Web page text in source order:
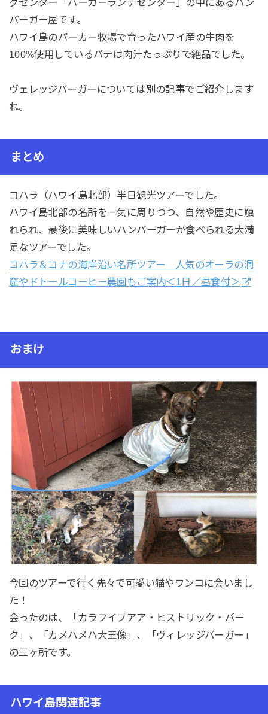
グセンター「パーカーランチセンター」の中にあるハン
バーガー屋です。
ハワイ島のパーカー牧場で育ったハワイ産の牛肉を
100%使用しているパテは肉汁たっぷりで絶品でした。
ヴェレッジバーガーについては別の記事でご紹介します
ね。
まとめ
コハラ（ハワイ島北部）半日観光ツアーでした。
ハワイ島北部の名所を一気に周りつつ、自然や歴史に触
れられ、最後に美味しいハンバーガーが食べられる大満
足なツアーでした。
コハラ＆コナの海岸沿い名所ツアー 人気のオーラの洞
窟やドトールコーヒー農園もご案内＜1日／昼食付＞
おまけ
今回のツアーで行く先々で可愛い猫やワンコに会いまし
た！
会ったのは、「カラフイプアア・ヒストリック・パー
ク」、「カメハメハ大王像」、「ヴィレッジバーガー」
の三ヶ所です。
ハワイ島関連記事